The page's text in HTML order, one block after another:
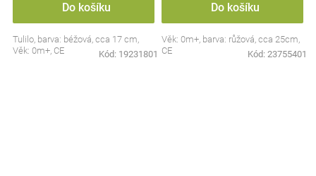
Do košíku
Tulilo, barva: béžová, cca 17 cm,
Věk: 0m+, CE
Kód: 19231801
Do košíku
Věk: 0m+, barva: růžová, cca 25cm,
CE
Kód: 23755401